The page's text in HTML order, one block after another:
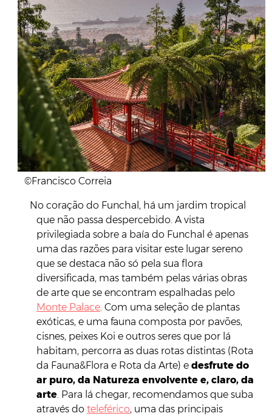
©Francisco Correia
No coração do Funchal, há um jardim tropical
que não passa despercebido. A vista
privilegiada sobre a baía do Funchal é apenas
uma das razões para visitar este lugar sereno
que se destaca não só pela sua flora
diversificada, mas também pelas várias obras
de arte que se encontram espalhadas pelo
Monte Palace. Com uma seleção de plantas
exóticas, e uma fauna composta por pavões,
cisnes, peixes Koi e outros seres que por lá
habitam, percorra as duas rotas distintas (Rota
da Fauna&Flora e Rota da Arte) e desfrute do
ar puro, da Natureza envolvente e, claro, da
arte. Para lá chegar, recomendamos que suba
através do teleférico, uma das principais